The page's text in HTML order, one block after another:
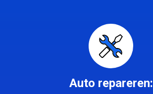
Auto repareren: